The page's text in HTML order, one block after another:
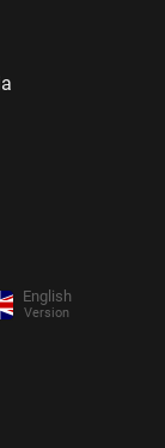
English
Version